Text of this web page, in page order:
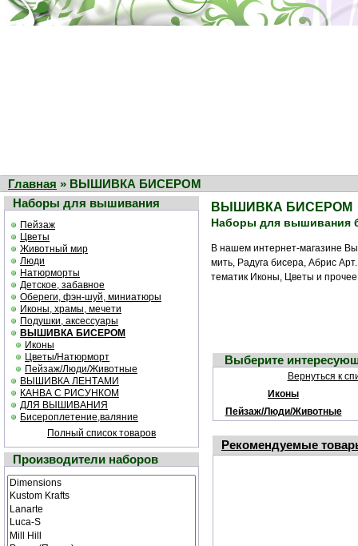
Главная » ВЫШИВКА БИСЕРОМ
Наборы для вышивания
Пейзаж
Цветы
Животный мир
Люди
Натюрморты
Детское, забавное
Обереги, фэн-шуй, миниатюры
Иконы, храмы, мечети
Подушки, аксессуары
ВЫШИВКА БИСЕРОМ
Иконы
Цветы/Натюрморт
Пейзаж/Люди/Животные
ВЫШИВКА ЛЕНТАМИ
КАНВА С РИСУНКОМ
ДЛЯ ВЫШИВАНИЯ
Бисероплетение,валяние
Полный список товаров
Производители наборов
ВЫШИВКА БИСЕРОМ
Наборы для вышивания
В нашем интернет-магазине
мить, Радуга бисера, Абрис
тематик Иконы, Цветы и
Выберите
Вернуться к
Иконы
Пейзаж/Люди/Животные
Рекомендуемые